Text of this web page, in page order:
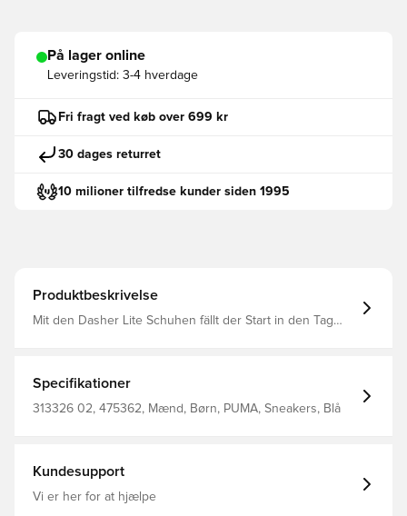
På lager online
Leveringstid: 3-4 hverdage
Fri fragt ved køb over 699 kr
30 dages returret
10 milioner tilfredse kunder siden 1995
Produktbeskrivelse
Mit den Dasher Lite Schuhen fällt der Start in den Tag
Schaum für ein leichtes Tragegefühl. Bereit für Sprints
auf dem Spielplatz, tägliche Abenteuer und alles
dazwischen. Breite: Regulär Zehentyp: Abgerundet
Specifikationer
313326 02, 475362, Mænd, Børn, PUMA, Sneakers, Blå
Kundesupport
Vi er her for at hjælpe